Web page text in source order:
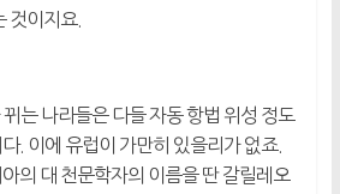
것이지요.
는 나라들은 다들 자동 항법 위성 정도
. 이에 유럽이 가만히 있을리가 없죠.
의 대 천문학자의 이름을 딴 갈릴레오